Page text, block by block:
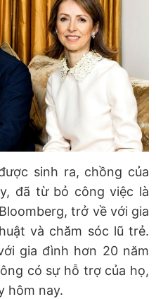
sinh ra, chồng của
đã từ bỏ công việc là
trở về với gia
và chăm sóc lũ trẻ.
gia đình hơn 20 năm
có sự hỗ trợ của họ,
hôm nay.